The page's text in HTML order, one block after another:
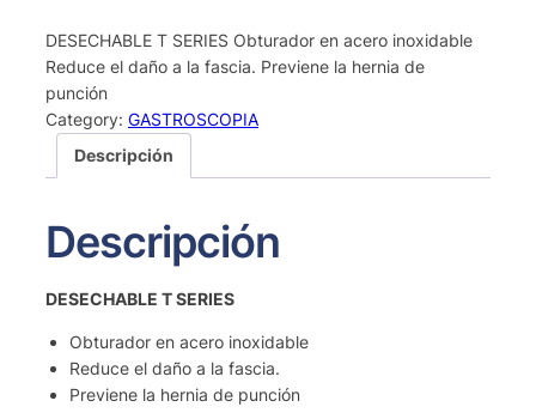
DESECHABLE T SERIES Obturador en acero inoxidable
Reduce el daño a la fascia. Previene la hernia de
punción
Category: GASTROSCOPIA
Descripción
Descripción
DESECHABLE T SERIES
Obturador en acero inoxidable
Reduce el daño a la fascia.
Previene la hernia de punción